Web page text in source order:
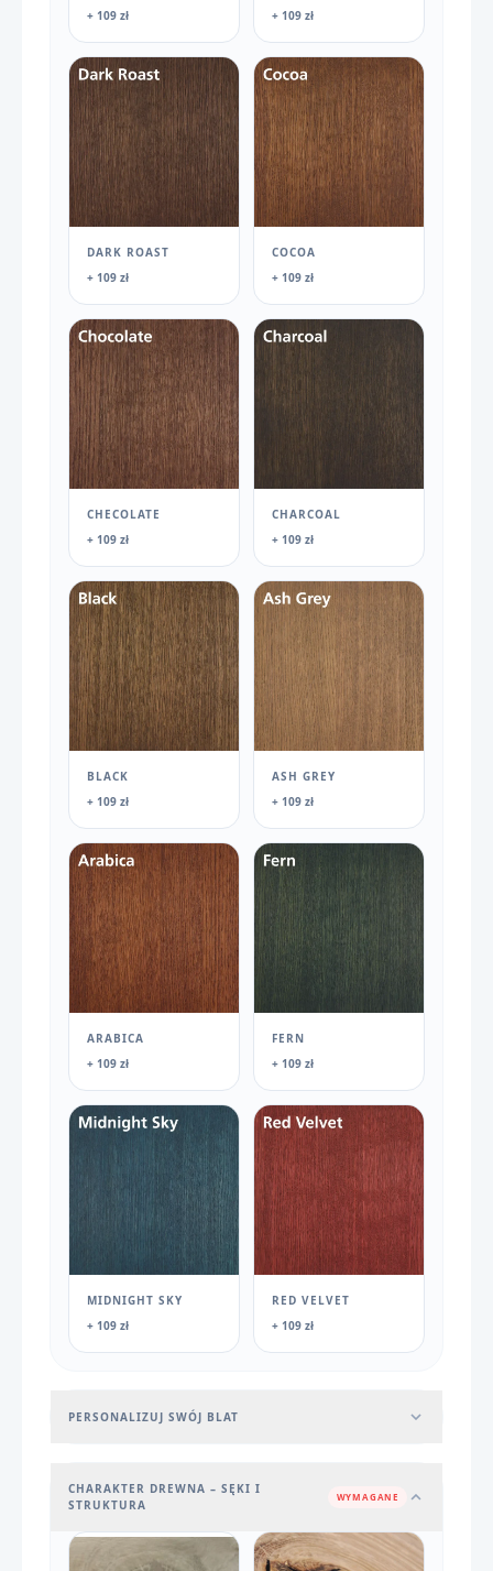
+ 109 zł
+ 109 zł
DARK ROAST
+ 109 zł
COCOA
+ 109 zł
CHECOLATE
+ 109 zł
CHARCOAL
+ 109 zł
BLACK
+ 109 zł
ASH GREY
+ 109 zł
ARABICA
+ 109 zł
FERN
+ 109 zł
MIDNIGHT SKY
+ 109 zł
RED VELVET
+ 109 zł
PERSONALIZUJ SWÓJ BLAT
CHARAKTER DREWNA – SĘKI I
STRUKTURA
WYMAGANE